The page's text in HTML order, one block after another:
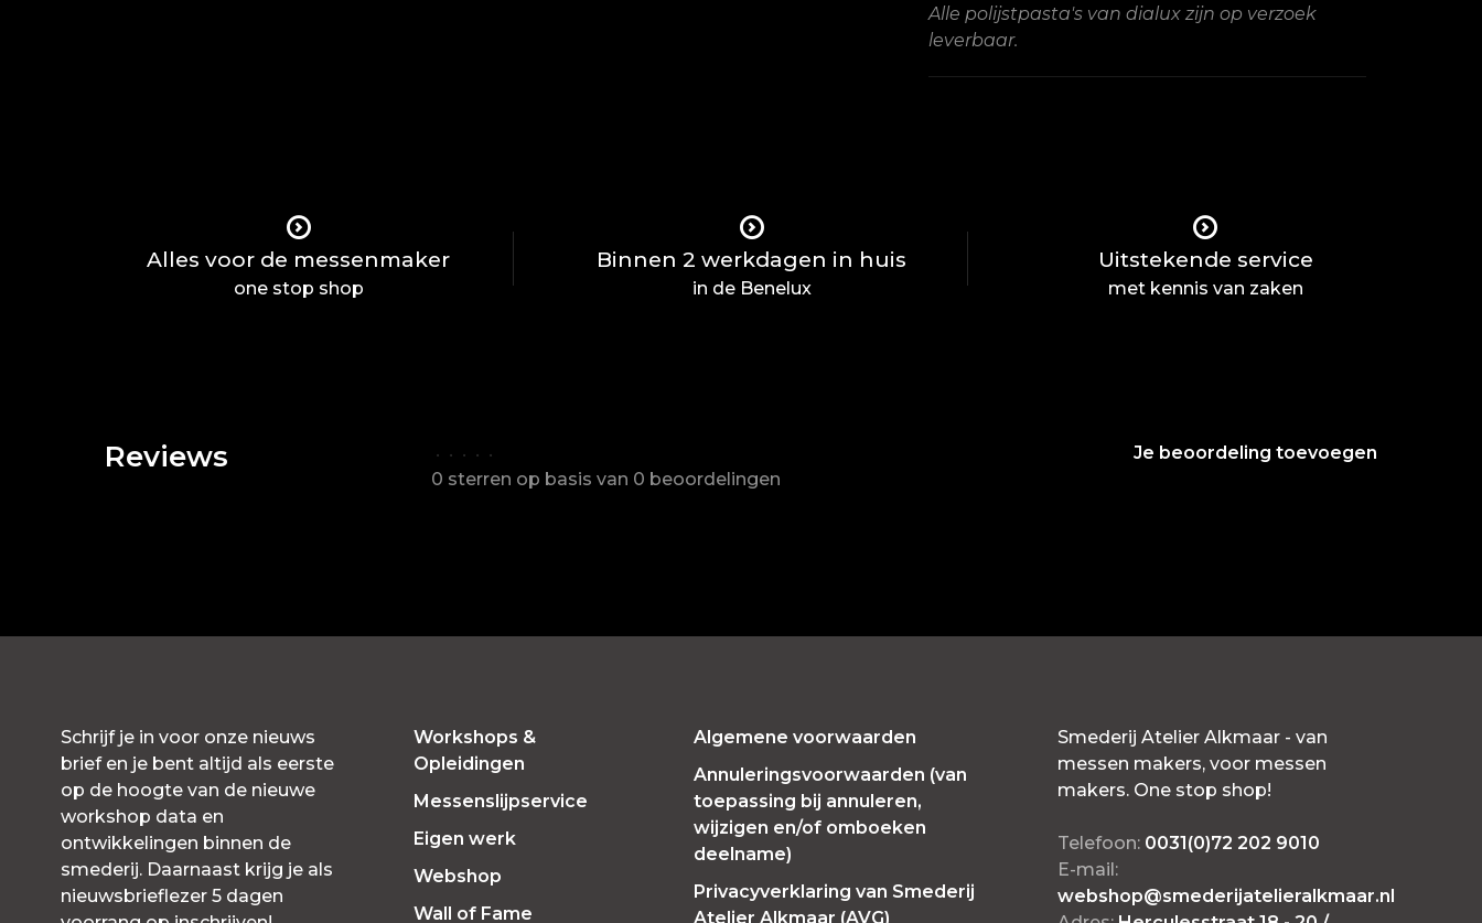
Alle polijstpasta's van dialux zijn op verzoek
leverbaar.
Alles voor de messenmaker
one stop shop
Binnen 2 werkdagen in huis
in de Benelux
Uitstekende service
met kennis van zaken
Reviews • • • • •
0 sterren op basis van 0 beoordelingen
Je beoordeling toevoegen
Schrijf je in voor onze nieuws
brief en je bent altijd als eerste
op de hoogte van de nieuwe
workshop data en
ontwikkelingen binnen de
smederij. Daarnaast krijg je als
nieuwsbrieflezer 5 dagen
Workshops &
Opleidingen
Messenslijpservice
Eigen werk
Webshop
Wall of Fame
Algemene voorwaarden
Annuleringsvoorwaarden (van
toepassing bij annuleren,
wijzigen en/of omboeken
deelname)
Privacyverklaring van Smederij
Atelier Alkmaar (AVG)
Smederij Atelier Alkmaar - van
messen makers, voor messen
makers. One stop shop!
Telefoon: 0031(0)72 202 9010
E-mail:
webshop@smederijatelieralkmaar.nl